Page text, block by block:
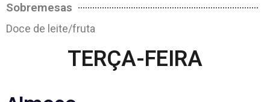
Sobremesas
Doce de leite/fruta
TERÇA-FEIRA